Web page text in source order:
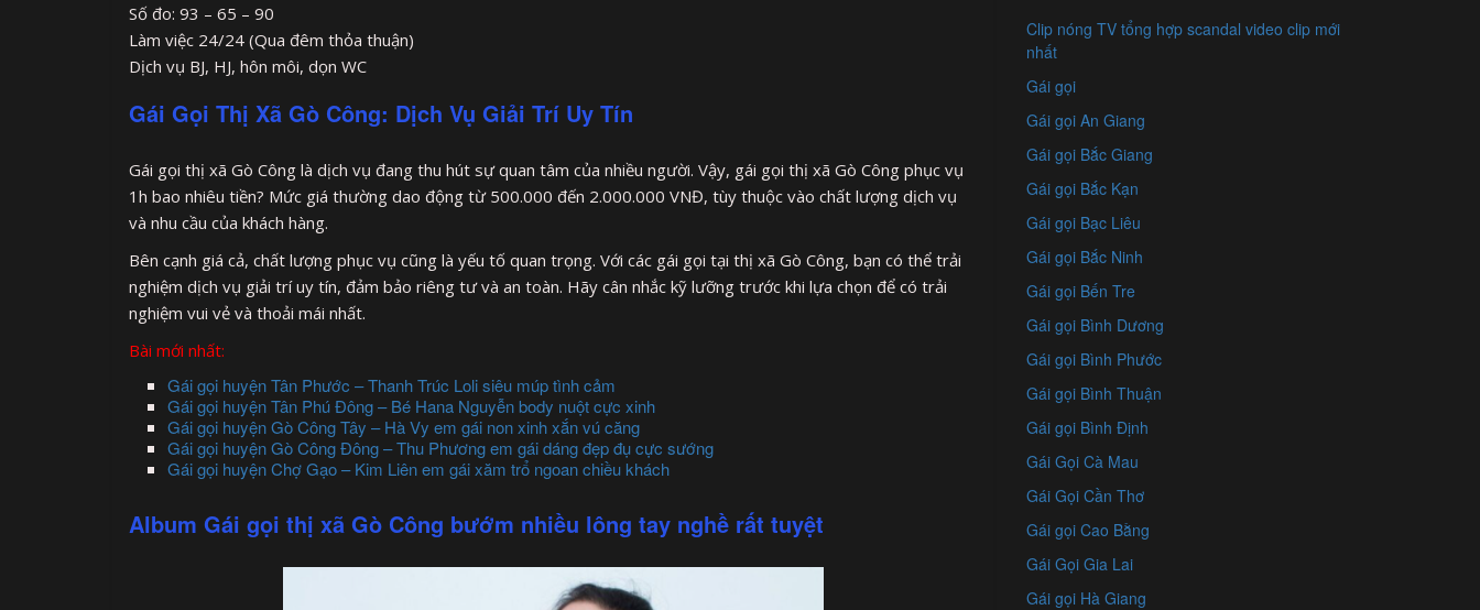
Số đo: 93 – 65 – 90
Làm việc 24/24 (Qua đêm thỏa thuận)
Dịch vụ BJ, HJ, hôn môi, dọn WC
Gái Gọi Thị Xã Gò Công: Dịch Vụ Giải Trí Uy Tín
Gái gọi thị xã Gò Công là dịch vụ đang thu hút sự quan tâm của nhiều người. Vậy, gái gọi thị xã Gò Công phục vụ
1h bao nhiêu tiền? Mức giá thường dao động từ 500.000 đến 2.000.000 VNĐ, tùy thuộc vào chất lượng dịch vụ
và nhu cầu của khách hàng.
Bên cạnh giá cả, chất lượng phục vụ cũng là yếu tố quan trọng. Với các gái gọi tại thị xã Gò Công, bạn có thể trải
nghiệm dịch vụ giải trí uy tín, đảm bảo riêng tư và an toàn. Hãy cân nhắc kỹ lưỡng trước khi lựa chọn để có trải
nghiệm vui vẻ và thoải mái nhất.
Bài mới nhất:
Gái gọi huyện Tân Phước – Thanh Trúc Loli siêu múp tình cảm
Gái gọi huyện Tân Phú Đông – Bé Hana Nguyễn body nuột cực xinh
Gái gọi huyện Gò Công Tây – Hà Vy em gái non xinh xắn vú căng
Gái gọi huyện Gò Công Đông – Thu Phương em gái dáng đẹp đụ cực sướng
Gái gọi huyện Chợ Gạo – Kim Liên em gái xăm trổ ngoan chiều khách
Album Gái gọi thị xã Gò Công bướm nhiều lông tay nghề rất tuyệt
Clip nóng TV tổng hợp scandal video clip mới
nhất
Gái gọi
Gái gọi An Giang
Gái gọi Bắc Giang
Gái gọi Bắc Kạn
Gái gọi Bạc Liêu
Gái gọi Bắc Ninh
Gái gọi Bến Tre
Gái gọi Bình Dương
Gái gọi Bình Phước
Gái gọi Bình Thuận
Gái gọi Bình Định
Gái Gọi Cà Mau
Gái Gọi Cần Thơ
Gái gọi Cao Bằng
Gái Gọi Gia Lai
Gái gọi Hà Giang